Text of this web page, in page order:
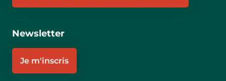
Newsletter
Je m'inscris